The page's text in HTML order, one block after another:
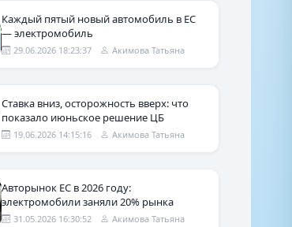
Каждый пятый новый автомобиль в ЕС
— электромобиль
29.06.2026 18:23:37 Акимова Татьяна
Ставка вниз, осторожность вверх: что
показало июньское решение ЦБ
19.06.2026 14:15:16 Акимова Татьяна
Авторынок ЕС в 2026 году:
электромобили заняли 20% рынка
31.05.2026 16:30:52 Акимова Татьяна